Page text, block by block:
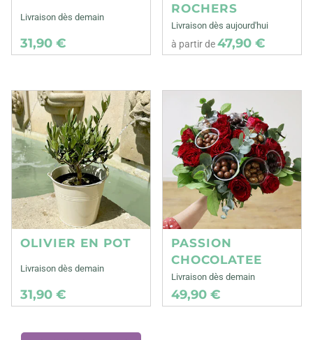
Livraison dès demain
31,90 €
ROCHERS
Livraison dès aujourd'hui
à partir de47,90 €
OLIVIER EN POT
Livraison dès demain
31,90 €
PASSION
CHOCOLATEE
Livraison dès demain
49,90 €